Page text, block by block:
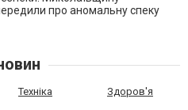
про аномальну спеку
Техніка Здоров'я